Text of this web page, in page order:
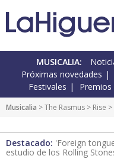
MUSICALIA:
Próximas novedades
Festivales
Premios
Musicalia >The Rasmus > Rise
Destacado: 'Foreign
estudio de los Rolling